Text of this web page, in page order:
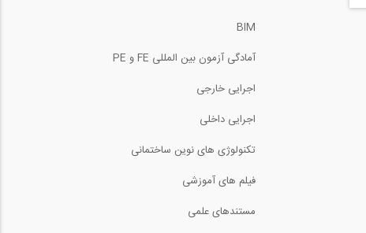
20:22
0:47
ماسه های روان چگونه باعث
فروریزش یک سد...
مسلح
BIM
آمادگی آزمون بین المللی FE و PE
اجرایی خارجی
اجرایی داخلی
تکنولوژی های نوین ساختمانی
فیلم های آموزشی
مستندهای علمی